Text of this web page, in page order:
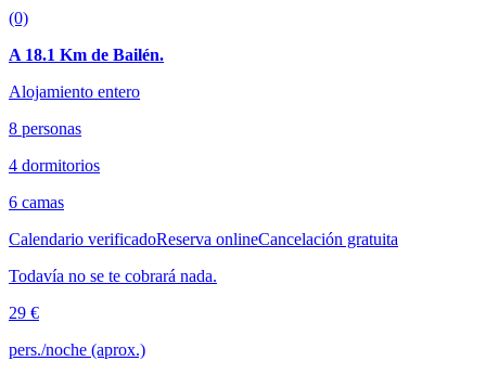
(0)
A 18.1 Km de Bailén.
Alojamiento entero
8 personas
4 dormitorios
6 camas
Calendario verificadoReserva onlineCancelación gratuita
Todavía no se te cobrará nada.
29 €
pers./noche (aprox.)